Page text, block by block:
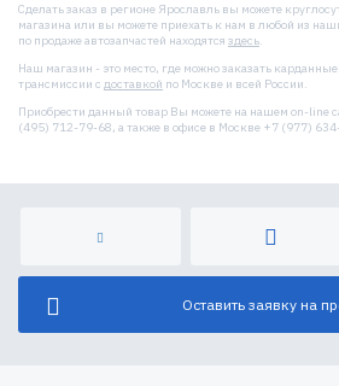
Сделать заказ в регионе Ярославль вы можете
магазина или вы можете приехать к нам в любой из
по продаже автозапчастей находятся здесь.
Наш магазин - это место, где можно заказать
трансмиссии с доставкой по Москве и всей России.
Приобрести данный товар Вы можете на нашем on-line
(495) 712-79-68, а также в офисе в Москве +7 (977)
Оставить заявку на